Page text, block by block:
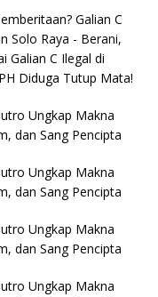
Galian C
Solo Raya - Berani,
Galian C Ilegal di
Diduga Tutup Mata!
Ungkap Makna
dan Sang Pencipta
Ungkap Makna
dan Sang Pencipta
Ungkap Makna
dan Sang Pencipta
Ungkap Makna